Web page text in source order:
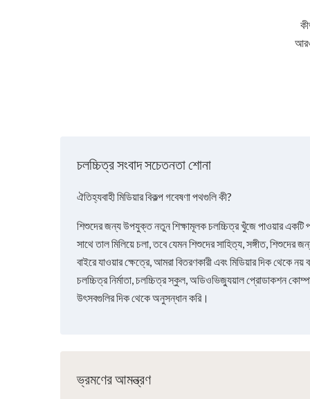
চলচ্চিত্র সংবাদ সচেতনতা শোনা
ঐতিহ্যবাহী মিডিয়ার বিকল্প গবেষণা পথগুলি কী?
শিশুদের জন্য উপযুক্ত নতুন শিক্ষামূলক চলচ্চিত্র খুঁজে পাওয়ার একটি
সাথে তাল মিলিয়ে চলা, তবে যেমন শিশুদের সাহিত্য, সঙ্গীত, শিশুদের
বাইরে যাওয়ার ক্ষেত্রে, আমরা বিতরণকারী এবং মিডিয়ার দিক থেকে নয়
চলচ্চিত্র নির্মাতা, চলচ্চিত্র স্কুল, অডিওভিজ্যুয়াল প্রোডাকশন
উৎসবগুলির দিক থেকে অনুসন্ধান করি।
ভ্রমণের আমন্ত্রণ